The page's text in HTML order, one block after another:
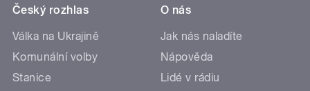
Český rozhlas
Válka na Ukrajině
Komunální volby
Stanice
O nás
Jak nás naladíte
Nápověda
Lidé v rádiu